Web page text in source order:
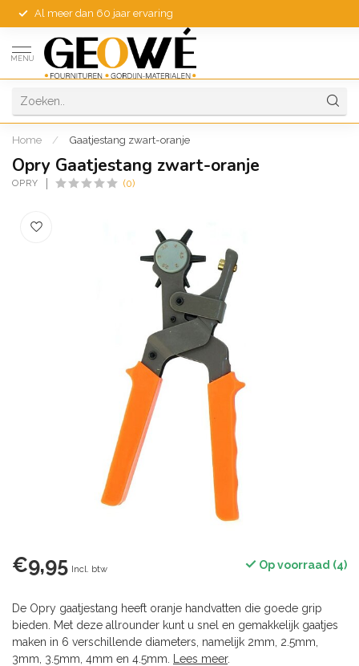
Al meer dan 60 jaar ervaring
MENU
Home / Gaatjestang zwart-oranje
Opry Gaatjestang zwart-oranje
OPRY (0)
€9,95 Incl. btw Op voorraad (4)
De Opry gaatjestang heeft oranje handvatten die goede grip
bieden. Met deze allrounder kunt u snel en gemakkelijk gaatjes
maken in 6 verschillende diameters, namelijk 2mm, 2.5mm,
3mm, 3.5mm, 4mm en 4.5mm.
Lees meer.